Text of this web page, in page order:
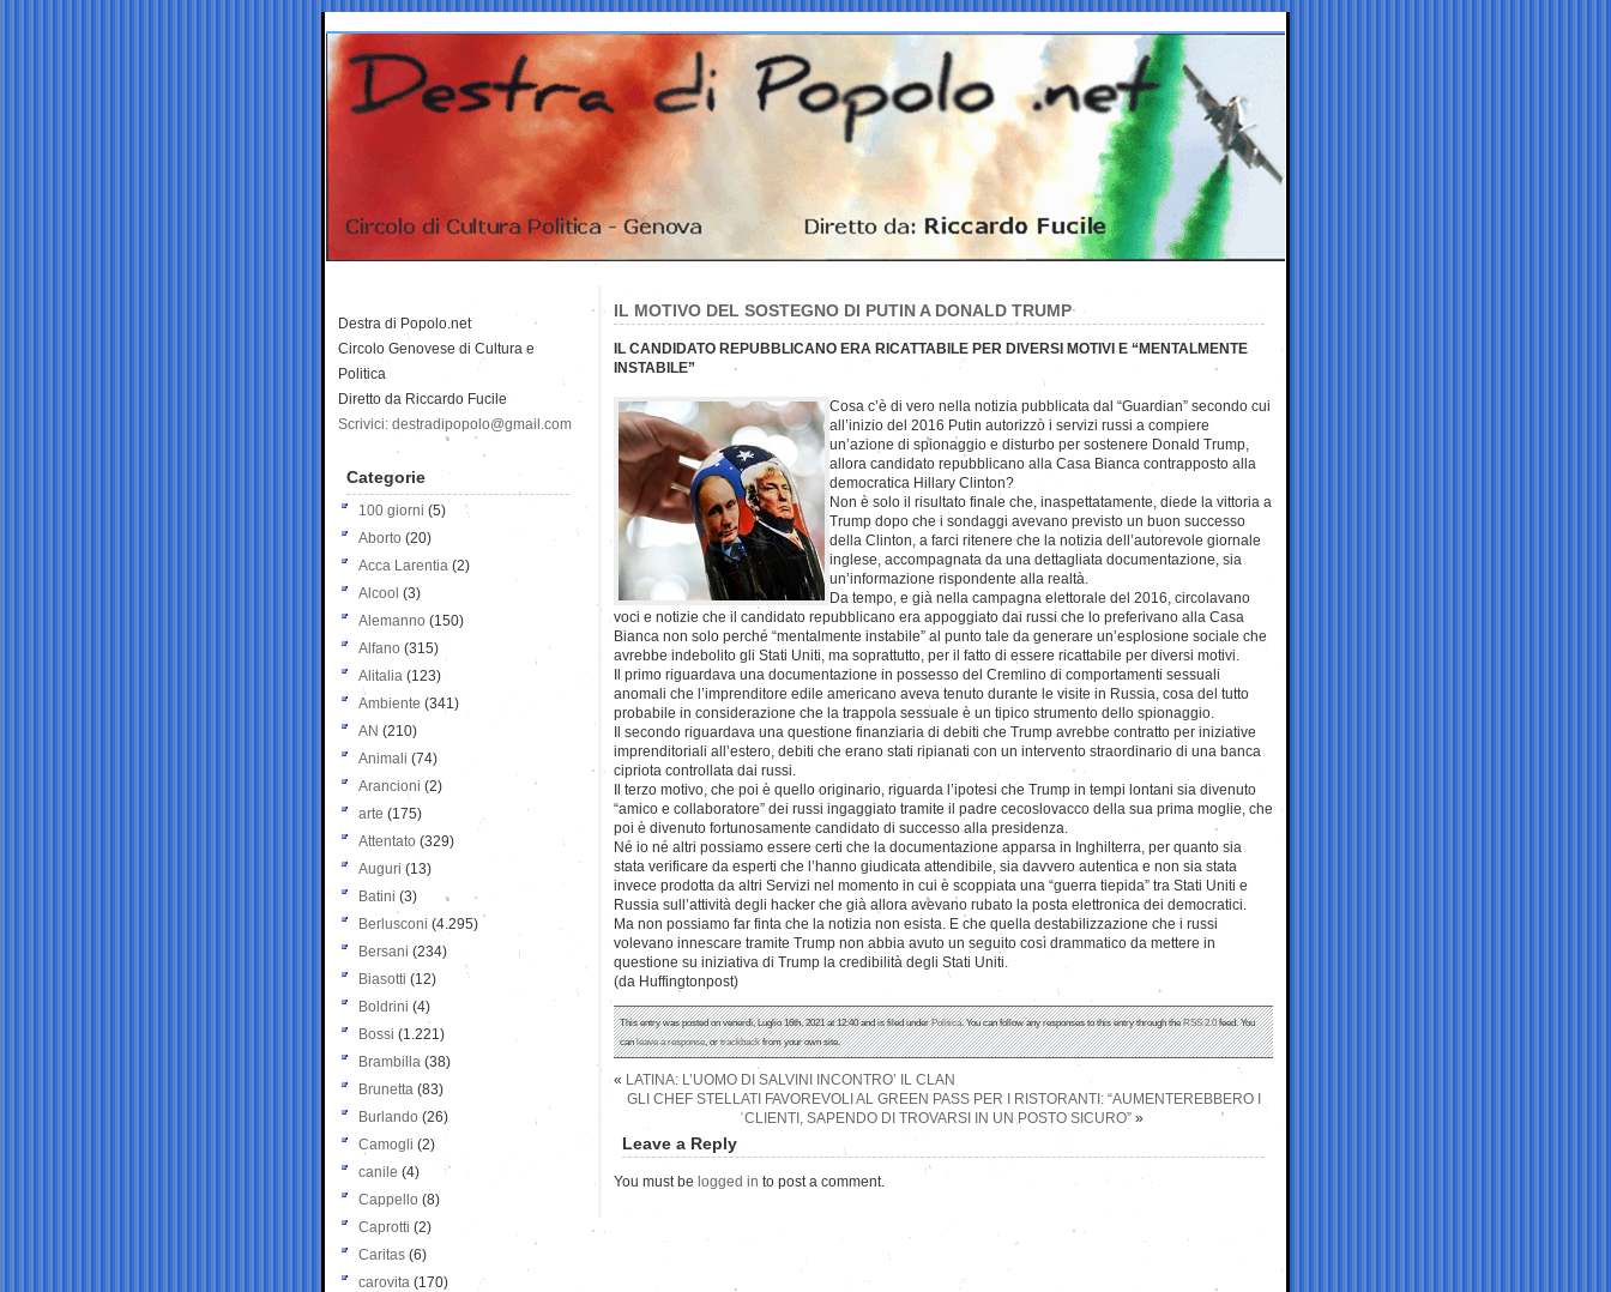
IL MOTIVO DEL SOSTEGNO DI PUTIN A DONALD TRUMP
IL CANDIDATO REPUBBLICANO ERA RICATTABILE PER DIVERSI MOTIVI E “MENTALMENTE
INSTABILE”
Cosa c’è di vero nella notizia pubblicata dal “Guardian” secondo cui
all’inizio del 2016 Putin autorizzò i servizi russi a compiere
un’azione di spionaggio e disturbo per sostenere Donald Trump,
allora candidato repubblicano alla Casa Bianca contrapposto alla
democratica Hillary Clinton?
Non è solo il risultato finale che, inaspettatamente, diede la vittoria a
Trump dopo che i sondaggi avevano previsto un buon successo
della Clinton, a farci ritenere che la notizia dell’autorevole giornale
inglese, accompagnata da una dettagliata documentazione, sia
un’informazione rispondente alla realtà.
Da tempo, e già nella campagna elettorale del 2016, circolavano
voci e notizie che il candidato repubblicano era appoggiato dai russi che lo preferivano alla Casa
Bianca non solo perché “mentalmente instabile” al punto tale da generare un’esplosione sociale che
avrebbe indebolito gli Stati Uniti, ma soprattutto, per il fatto di essere ricattabile per diversi motivi.
Il primo riguardava una documentazione in possesso del Cremlino di comportamenti sessuali
anomali che l’imprenditore edile americano aveva tenuto durante le visite in Russia, cosa del tutto
probabile in considerazione che la trappola sessuale è un tipico strumento dello spionaggio.
Il secondo riguardava una questione finanziaria di debiti che Trump avrebbe contratto per iniziative
imprenditoriali all’estero, debiti che erano stati ripianati con un intervento straordinario di una banca
cipriota controllata dai russi.
Il terzo motivo, che poi è quello originario, riguarda l’ipotesi che Trump in tempi lontani sia divenuto
“amico e collaboratore” dei russi ingaggiato tramite il padre cecoslovacco della sua prima moglie, che
poi è divenuto fortunosamente candidato di successo alla presidenza.
Né io né altri possiamo essere certi che la documentazione apparsa in Inghilterra, per quanto sia
stata verificare da esperti che l’hanno giudicata attendibile, sia davvero autentica e non sia stata
invece prodotta da altri Servizi nel momento in cui è scoppiata una “guerra tiepida” tra Stati Uniti e
Russia sull’attività degli hacker che già allora avevano rubato la posta elettronica dei democratici.
Ma non possiamo far finta che la notizia non esista. E che quella destabilizzazione che i russi
volevano innescare tramite Trump non abbia avuto un seguito così drammatico da mettere in
questione su iniziativa di Trump la credibilità degli Stati Uniti.
(da Huffingtonpost)
This entry was posted on venerdì, Luglio 16th, 2021 at 12:40 and is filed underPolitica. You can follow any responses to this entry through theRSS 2.0feed. You
canleave a response, ortrackbackfrom your own site.
« LATINA: L’UOMO DI SALVINI INCONTRO’ IL CLAN
GLI CHEF STELLATI FAVOREVOLI AL GREEN PASS PER I RISTORANTI: “AUMENTEREBBERO I
CLIENTI, SAPENDO DI TROVARSI IN UN POSTO SICURO”»
Leave a Reply
You must be logged in to post a comment.
Destra di Popolo.net
Circolo Genovese di Cultura e
Politica
Diretto da Riccardo Fucile
Scrivici: destradipopolo@gmail.com
Categorie
100 giorni (5)
Aborto (20)
Acca Larentia (2)
Alcool (3)
Alemanno (150)
Alfano (315)
Alitalia (123)
Ambiente (341)
AN (210)
Animali (74)
Arancioni (2)
arte (175)
Attentato (329)
Auguri (13)
Batini (3)
Berlusconi (4.295)
Bersani (234)
Biasotti (12)
Boldrini (4)
Bossi (1.221)
Brambilla (38)
Brunetta (83)
Burlando (26)
Camogli (2)
canile (4)
Cappello (8)
Caprotti (2)
Caritas (6)
carovita (170)